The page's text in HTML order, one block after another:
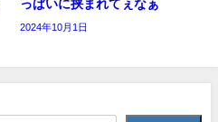
っぱいに挟まれてぇなぁ
2024年10月1日